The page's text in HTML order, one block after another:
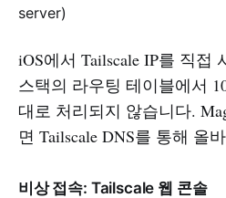
server)
iOS에서 Tailscale IP를 직접
스택의 라우팅 테이블에서
대로 처리되지 않습니다.
면 Tailscale DNS를 통해 올
비상 접속: Tailscale 웹 콘솔